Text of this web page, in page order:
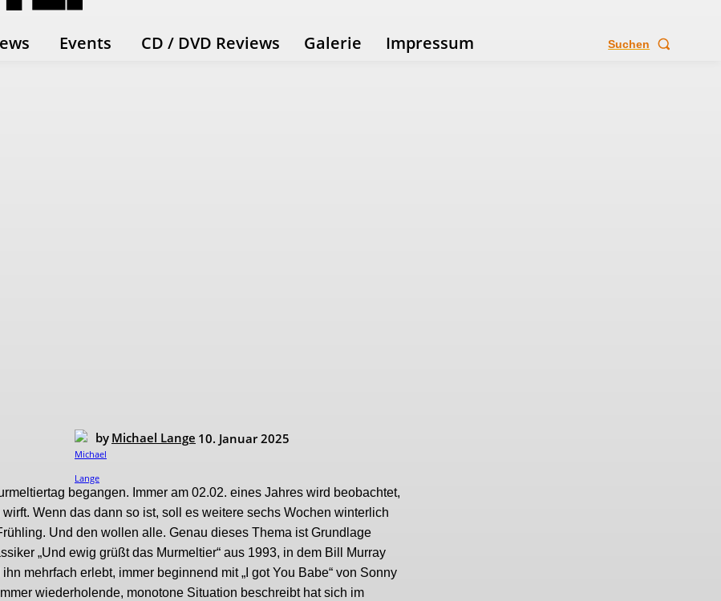
Events CD / DVD Reviews Galerie Impressum Suchen
by Michael Lange 10. Januar 2025
begangen. Immer am 02.02. eines Jahres wird beobachtet,
Wenn das dann so ist, soll es weitere sechs Wochen winterlich
Und den wollen alle. Genau dieses Thema ist Grundlage
„Und ewig grüßt das Murmeltier“ aus 1993, in dem Bill Murray
mehrfach erlebt, immer beginnend mit „I got You Babe“ von Sonny
wiederholende, monotone Situation beschreibt hat sich im